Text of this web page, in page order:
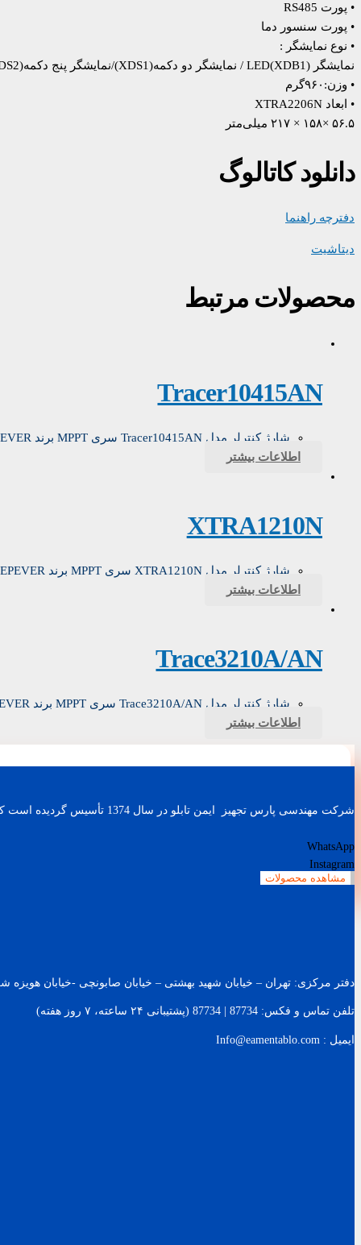
• پورت RS485
• پورت سنسور دما
• نوع نمایشگر :
نمایشگر (XDB1)LED / نمایشگر دو دکمه(XDS1)/نمایشگر پنج دکمه(XDS2)
• وزن:۹۶۰گرم
• ابعاد XTRA2206N
۵۶.۵ ×۱۵۸ × ۲۱۷ میلی‌متر
دانلود کاتالوگ
دفترچه راهنما
دیتاشیت
محصولات مرتبط
Tracer10415AN
شارژ کنترلر مدل Tracer10415AN سری MPPT برند EPEVER
اطلاعات بیشتر
XTRA1210N
شارژ کنترلر مدل XTRA1210N سری MPPT برند EPEVER
اطلاعات بیشتر
Trace3210A/AN
شارژ کنترلر مدل Trace3210A/AN سری MPPT برند EPEVER
اطلاعات بیشتر
مشاهده محصولات
شرکت مهندسی پارس تجهیز ایمن تابلو در سال 1374 تأسیس گردیده است که با طراحی و ساخت باطری شارژرهای صنعتی، اینورترهای AC (کنترل دور موتور) و UPS های صنعتی کار خود را آغاز نمود.
WhatsApp
Instagram
دفتر مرکزی: تهران – خیابان شهید بهشتی – خیابان صابونچی -خیابان هويزه شرقی – پلاک 119 –
تلفن تماس و فکس: 87734 | 87734 (پشتیبانی ۲۴ ساعته، ۷ روز هفته)
ایمیل : Info@eamentablo.com